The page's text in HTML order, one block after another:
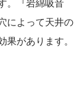
によって天井の
があります。